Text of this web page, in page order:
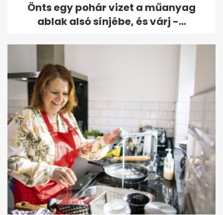
Önts egy pohár vizet a műanyag
ablak alsó sínjébe, és várj -...